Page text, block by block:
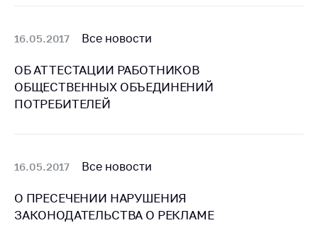
совет
Соискателям
Награждения
Общественная
Идеологическая
работа
16.05.2017 Все новости
ОБ АТТЕСТАЦИИ РАБОТНИКОВ
ОБЩЕСТВЕННЫХ ОБЪЕДИНЕНИЙ
ПОТРЕБИТЕЛЕЙ
16.05.2017 Все новости
О ПРЕСЕЧЕНИИ НАРУШЕНИЯ
ЗАКОНОДАТЕЛЬСТВА О РЕКЛАМЕ